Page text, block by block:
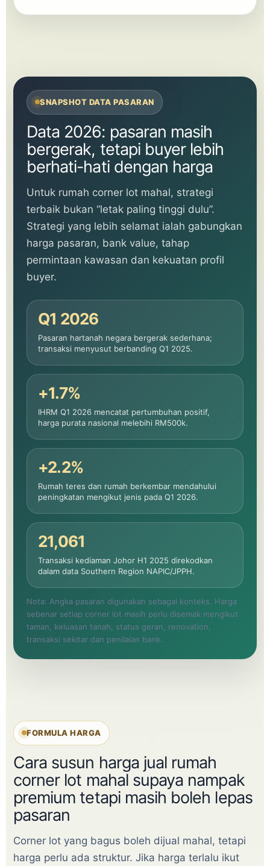
SNAPSHOT DATA PASARAN
Data 2026: pasaran masih
bergerak, tetapi buyer lebih
berhati-hati dengan harga
Untuk rumah corner lot mahal, strategi
terbaik bukan “letak paling tinggi dulu”.
Strategi yang lebih selamat ialah gabungkan
harga pasaran, bank value, tahap
permintaan kawasan dan kekuatan profil
buyer.
Q1 2026
Pasaran hartanah negara bergerak sederhana;
transaksi menyusut berbanding Q1 2025.
+1.7%
IHRM Q1 2026 mencatat pertumbuhan positif,
harga purata nasional melebihi RM500k.
+2.2%
Rumah teres dan rumah berkembar mendahului
peningkatan mengikut jenis pada Q1 2026.
21,061
Transaksi kediaman Johor H1 2025 direkodkan
dalam data Southern Region NAPIC/JPPH.
Nota: Angka pasaran digunakan sebagai konteks. Harga
sebenar setiap corner lot masih perlu disemak mengikut
taman, keluasan tanah, status geran, renovation,
transaksi sekitar dan penilaian bank.
FORMULA HARGA
Cara susun harga jual rumah
corner lot mahal supaya nampak
premium tetapi masih boleh lepas
pasaran
Corner lot yang bagus boleh dijual mahal, tetapi
harga perlu ada struktur. Jika harga terlalu ikut